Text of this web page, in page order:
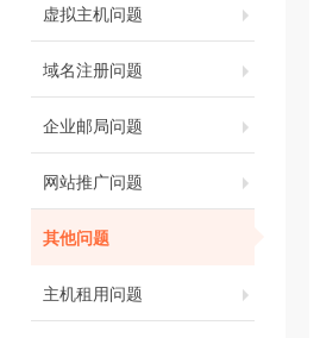
虚拟主机问题
域名注册问题
企业邮局问题
网站推广问题
其他问题
主机租用问题